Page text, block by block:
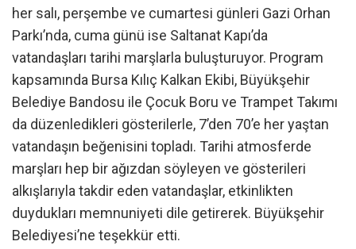
her salı, perşembe ve cumartesi günleri Gazi Orhan
Parkı’nda, cuma günü ise Saltanat Kapı’da
vatandaşları tarihi marşlarla buluşturuyor. Program
kapsamında Bursa Kılıç Kalkan Ekibi, Büyükşehir
Belediye Bandosu ile Çocuk Boru ve Trampet Takımı
da düzenledikleri gösterilerle, 7’den 70’e her yaştan
vatandaşın beğenisini topladı. Tarihi atmosferde
marşları hep bir ağızdan söyleyen ve gösterileri
alkışlarıyla takdir eden vatandaşlar, etkinlikten
duydukları memnuniyeti dile getirerek. Büyükşehir
Belediyesi’ne teşekkür etti.